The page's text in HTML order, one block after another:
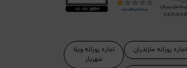
اجاره روزانه مازندران
اجاره روزانه ویلا
شهریار